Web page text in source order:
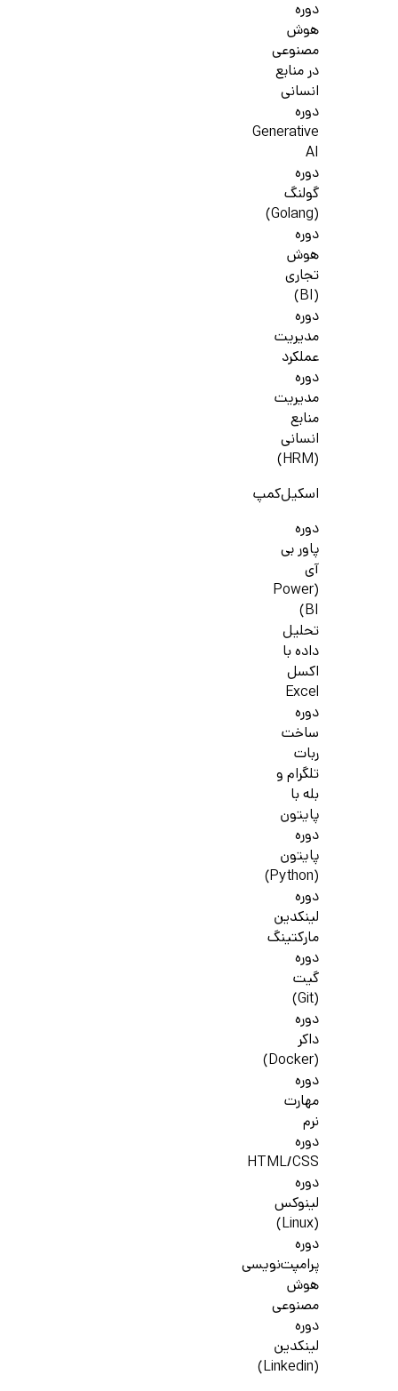
دوره
هوش
مصنوعی
در منابع
انسانی
دوره
Generative
AI
دوره
گولنگ
(Golang)
دوره
هوش
تجاری
(BI)
دوره
مدیریت
عملکرد
دوره
مدیریت
منابع
انسانی
(HRM)
اسکیل‌کمپ
دوره
پاور بی
آی
(Power
BI)
تحلیل
داده با
اکسل
Excel
دوره
ساخت
ربات
تلگرام و
بله با
پایتون
دوره
پایتون
(Python)
دوره
لینکدین
مارکتینگ
دوره
گیت
(Git)
دوره
داکر
(Docker)
دوره
مهارت
نرم
دوره
HTML/CSS
دوره
لینوکس
(Linux)
دوره
پرامپت‌نویسی
هوش
مصنوعی
دوره
لینکدین
(Linkedin)